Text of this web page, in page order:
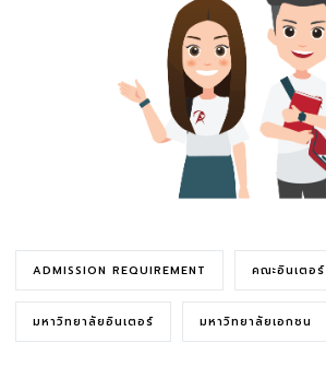
ADMISSION REQUIREMENT คณะอินเตอร์
มหาวิทยาลัยอินเตอร์ มหาวิทยาลัยเอกชน